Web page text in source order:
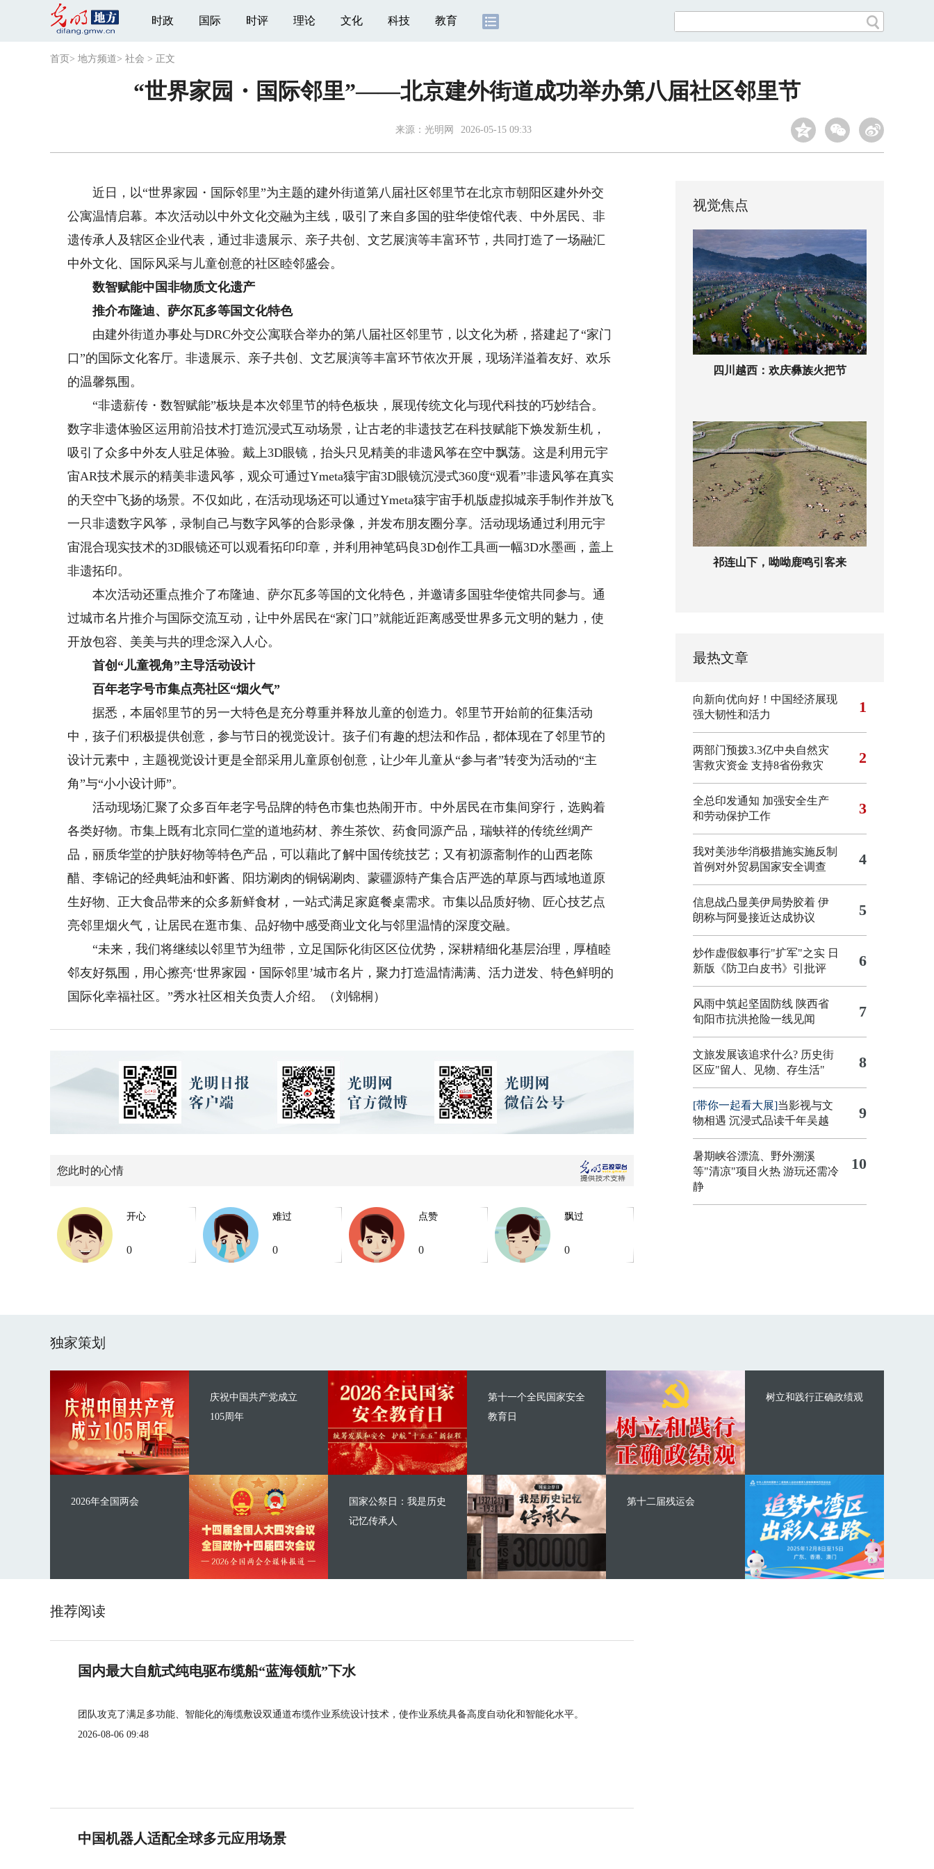
时政 国际 时评 理论 文化 科技 教育
首页 > 地方频道> 社会 > 正文
“世界家园・国际邻里”——北京建外街道成功举办第八届社区邻里节
来源： 光明网 2026-05-15 09:33
近日，以“世界家园・国际邻里”为主题的建外街道第八届社区邻里节在北京市朝阳区建外外交
公寓温情启幕。本次活动以中外文化交融为主线，吸引了来自多国的驻华使馆代表、中外居民、非
遗传承人及辖区企业代表，通过非遗展示、亲子共创、文艺展演等丰富环节，共同打造了一场融汇
中外文化、国际风采与儿童创意的社区睦邻盛会。
数智赋能中国非物质文化遗产
推介布隆迪、萨尔瓦多等国文化特色
由建外街道办事处与DRC外交公寓联合举办的第八届社区邻里节，以文化为桥，搭建起了“家门
口”的国际文化客厅。非遗展示、亲子共创、文艺展演等丰富环节依次开展，现场洋溢着友好、欢乐
的温馨氛围。
“非遗薪传・数智赋能”板块是本次邻里节的特色板块，展现传统文化与现代科技的巧妙结合。
数字非遗体验区运用前沿技术打造沉浸式互动场景，让古老的非遗技艺在科技赋能下焕发新生机，
吸引了众多中外友人驻足体验。戴上3D眼镜，抬头只见精美的非遗风筝在空中飘荡。这是利用元宇
宙AR技术展示的精美非遗风筝，观众可通过Ymeta猿宇宙3D眼镜沉浸式360度“观看”非遗风筝在真实
的天空中飞扬的场景。不仅如此，在活动现场还可以通过Ymeta猿宇宙手机版虚拟城亲手制作并放飞
一只非遗数字风筝，录制自己与数字风筝的合影录像，并发布朋友圈分享。活动现场通过利用元宇
宙混合现实技术的3D眼镜还可以观看拓印印章，并利用神笔码良3D创作工具画一幅3D水墨画，盖上
非遗拓印。
本次活动还重点推介了布隆迪、萨尔瓦多等国的文化特色，并邀请多国驻华使馆共同参与。通
过城市名片推介与国际交流互动，让中外居民在“家门口”就能近距离感受世界多元文明的魅力，使
开放包容、美美与共的理念深入人心。
首创“儿童视角”主导活动设计
百年老字号市集点亮社区“烟火气”
据悉，本届邻里节的另一大特色是充分尊重并释放儿童的创造力。邻里节开始前的征集活动
中，孩子们积极提供创意，参与节日的视觉设计。孩子们有趣的想法和作品，都体现在了邻里节的
设计元素中，主题视觉设计更是全部采用儿童原创创意，让少年儿童从“参与者”转变为活动的“主
角”与“小小设计师”。
活动现场汇聚了众多百年老字号品牌的特色市集也热闹开市。中外居民在市集间穿行，选购着
各类好物。市集上既有北京同仁堂的道地药材、养生茶饮、药食同源产品，瑞蚨祥的传统丝绸产
品，丽质华堂的护肤好物等特色产品，可以藉此了解中国传统技艺；又有初源斋制作的山西老陈
醋、李锦记的经典蚝油和虾酱、阳坊涮肉的铜锅涮肉、蒙疆源特产集合店严选的草原与西域地道原
生好物、正大食品带来的众多新鲜食材，一站式满足家庭餐桌需求。市集以品质好物、匠心技艺点
亮邻里烟火气，让居民在逛市集、品好物中感受商业文化与邻里温情的深度交融。
“未来，我们将继续以邻里节为纽带，立足国际化街区区位优势，深耕精细化基层治理，厚植睦
邻友好氛围，用心擦亮‘世界家园・国际邻里’城市名片，聚力打造温情满满、活力迸发、特色鲜明的
国际化幸福社区。”秀水社区相关负责人介绍。（刘锦桐）
您此时的心情
开心
0
难过
0
点赞
0
飘过
0
视觉焦点
四川越西：欢庆彝族火把节
祁连山下，呦呦鹿鸣引客来
最热文章
向新向优向好！中国经济展现
强大韧性和活力
1
两部门预拨3.3亿中央自然灾
害救灾资金 支持8省份救灾
2
全总印发通知 加强安全生产
和劳动保护工作
3
我对美涉华消极措施实施反制
首例对外贸易国家安全调查
4
信息战凸显美伊局势胶着 伊
朗称与阿曼接近达成协议
5
炒作虚假叙事行"扩军"之实 日
新版《防卫白皮书》引批评
6
风雨中筑起坚固防线 陕西省
旬阳市抗洪抢险一线见闻
7
文旅发展该追求什么? 历史街
区应"留人、见物、存生活"
8
[带你一起看大展]当影视与文
物相遇 沉浸式品读千年吴越
9
暑期峡谷漂流、野外溯溪
等"清凉"项目火热 游玩还需冷
静
10
独家策划
庆祝中国共产党成立
105周年
2026年全国两会
第十一个全民国家安全
教育日
国家公祭日：我是历史
记忆传承人
树立和践行正确政绩观
第十二届残运会
推荐阅读
国内最大自航式纯电驱布缆船“蓝海领航”下水
团队攻克了满足多功能、智能化的海缆敷设双通道布缆作业系统设计技术，使作业系统具备高度自动化和智能化水平。
2026-08-06 09:48
中国机器人适配全球多元应用场景